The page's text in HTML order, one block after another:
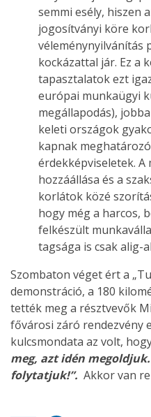
semmi esély, hiszen
jogosítványi köre
véleménynyilvánítás
kockázattal jár. Ez a
tapasztalatok ezt
európai munkaügyi
megállapodás),
keleti országok
kapnak
érdekképviseletek.
hozzáállása és a
korlátok közé
hogy még a harcos,
felkészült
tagsága is csak alig-
Szombaton véget ért a
demonstráció, a 180
tették meg a résztvevők
fővárosi záró rendezvény
kulcsmondata az volt,
meg, azt idén
folytatjuk!”. Akkor van